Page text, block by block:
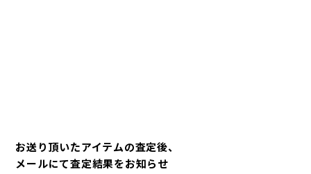
お送り頂いたアイテムの査定後、
メールにて査定結果をお知らせ